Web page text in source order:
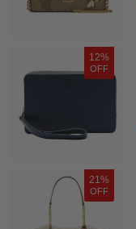
12%
OFF
21%
OFF